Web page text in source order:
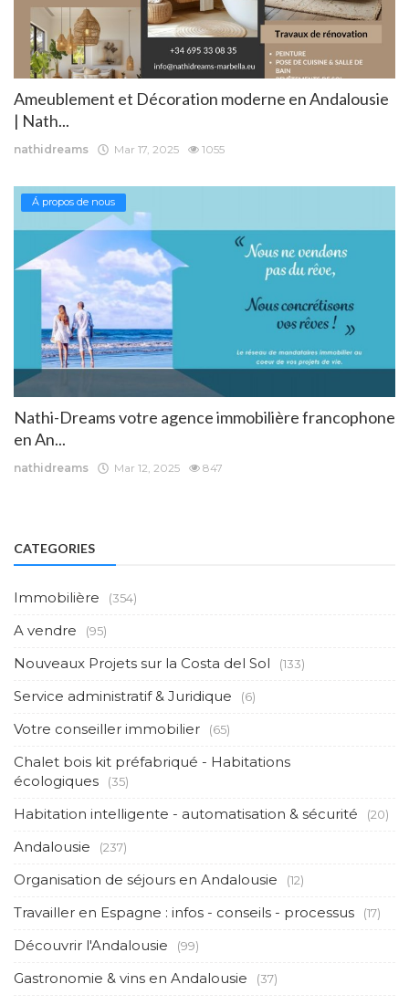
Ameublement et Décoration moderne en Andalousie
| Nath...
nathidreams Mar 17, 2025 1055
Á propos de nous
Nathi-Dreams votre agence immobilière francophone
en An...
nathidreams Mar 12, 2025 847
CATEGORIES
Immobilière (354)
A vendre (95)
Nouveaux Projets sur la Costa del Sol (133)
Service administratif & Juridique (6)
Votre conseiller immobilier (65)
Chalet bois kit préfabriqué - Habitations
écologiques
(35)
Habitation intelligente - automatisation & sécurité (20)
Andalousie (237)
Organisation de séjours en Andalousie (12)
Travailler en Espagne : infos - conseils - processus (17)
Découvrir l'Andalousie (99)
Gastronomie & vins en Andalousie (37)